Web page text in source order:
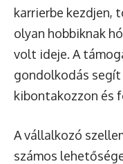
karrierbe kezdjen,
olyan hobbiknak
volt ideje. A
gondolkodás segít
kibontakozzon és
A vállalkozó
számos